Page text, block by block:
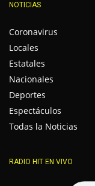
NOTICIAS
Coronavirus
Locales
Estatales
Nacionales
Deportes
Espectáculos
Todas la Noticias
RADIO HIT EN VIVO